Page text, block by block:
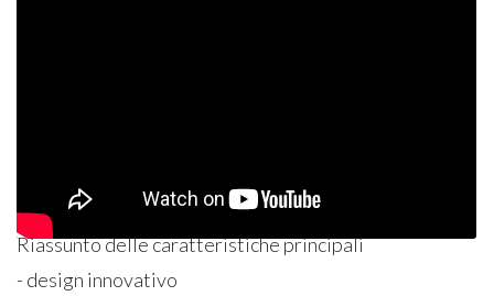
Riassunto delle caratteristiche principali
- design innovativo